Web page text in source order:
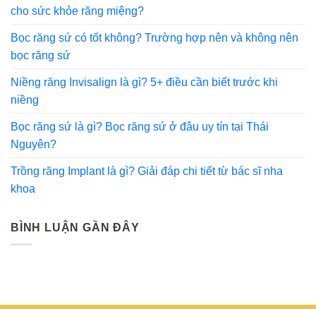
cho sức khỏe răng miệng?
Bọc răng sứ có tốt không? Trường hợp nên và không nên
bọc răng sứ
Niềng răng Invisalign là gì? 5+ điều cần biết trước khi
niềng
Bọc răng sứ là gì? Bọc răng sứ ở đâu uy tín tại Thái
Nguyên?
Trồng răng Implant là gì? Giải đáp chi tiết từ bác sĩ nha
khoa
BÌNH LUẬN GẦN ĐÂY